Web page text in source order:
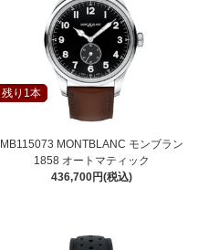
残り1本
MB115073 MONTBLANC モンブラン
1858 オートマティック
436,700円(税込)